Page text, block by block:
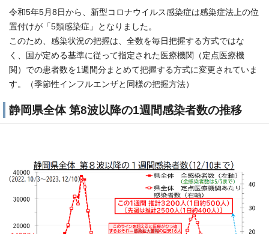
令和5年5月8日から、新型コロナウイルス感染症は感染症法上の位
置付けが「5類感染症」となりました。
このため、感染状況の把握は、全数を毎日把握する方式ではな
く、国が定める基準に従って指定された医療機関（定点医療機
関）での患者数を1週間分まとめて把握する方式に変更されていま
す。（季節性インフルエンザと同様の把握方法）
静岡県全体 第8波以降の1週間感染者数の推移